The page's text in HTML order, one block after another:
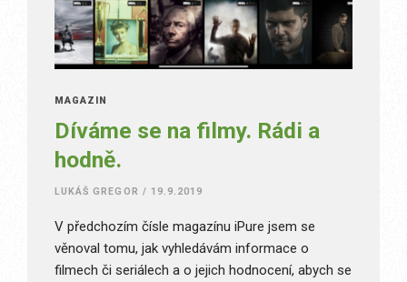
MAGAZÍN
Díváme se na filmy. Rádi a
hodně.
LUKÁŠ GREGOR / 19.9.2019
V předchozím čísle magazínu iPure jsem se
věnoval tomu, jak vyhledávám informace o
filmech či seriálech a o jejich hodnocení, abych se